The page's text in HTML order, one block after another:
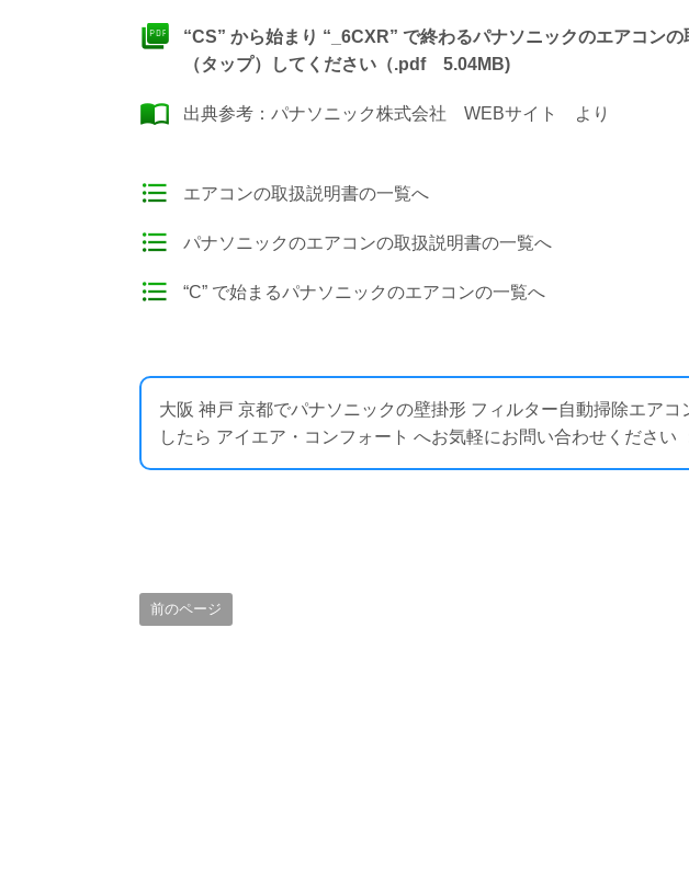
“CS” から始まり “_6CXR” で終わるパナソニックのエアコン
（タップ）してください（.pdf 5.04MB)
出典参考： パナソニック株式会社 WEBサイト より
エアコンの取扱説明書の一覧へ
パナソニックのエアコンの取扱説明書の一覧へ
“C” で始まるパナソニックのエアコンの一覧へ
大阪 神戸 京都でパナソニックの壁掛形 フィルター自動掃除エア
したら アイエア・コンフォート へお気軽にお問い合わせください
前のページ